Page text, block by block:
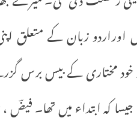
زبان کے متعلق
مختاری کے بیس برس
کہ ابتداء میں تھا۔ فیضؔ